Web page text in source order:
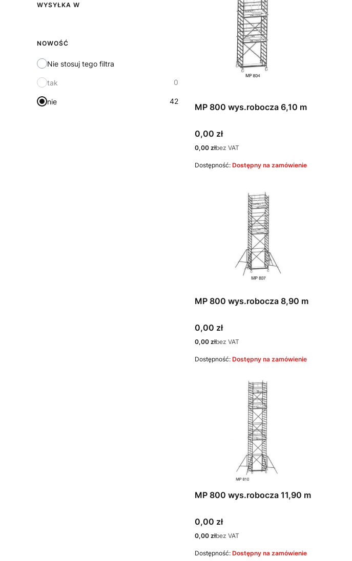
WYSYŁKA W
NOWOŚĆ
Nie stosuj tego filtra
tak 0
nie 42
MP 800 wys.robocza 6,10 m
Cena
0,00 zł
Cena
0,00 złbez VAT
Dostępność: Dostępny na zamówienie
MP 800 wys.robocza 8,90 m
Cena
0,00 zł
Cena
0,00 złbez VAT
Dostępność: Dostępny na zamówienie
MP 800 wys.robocza 11,90 m
Cena
0,00 zł
Cena
0,00 złbez VAT
Dostępność: Dostępny na zamówienie